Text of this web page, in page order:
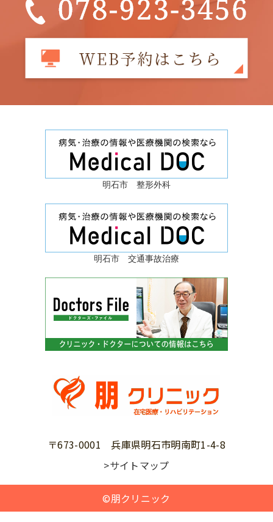
明石市 整形外科
明石市 交通事故治療
〒673-0001 兵庫県明石市明南町1-4-8
>サイトマップ
©朋クリニック